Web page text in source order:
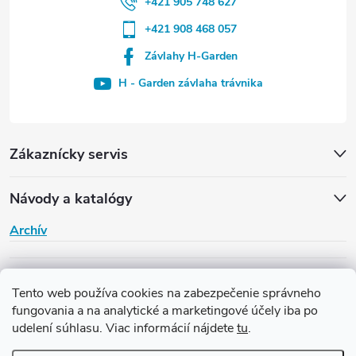
Tento web používa cookies na zabezpečenie správneho
fungovania a na analytické a marketingové účely iba po
udelení súhlasu. Viac informácií nájdetetu.
Zákaznícky servis
Návody a katalógy
Archív
+421 908 468 057
Závlahy H-Garden
H - Garden závlaha trávnika